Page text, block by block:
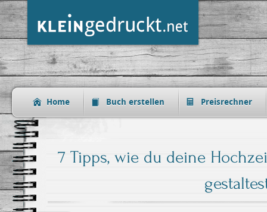
Home Buch erstellen Preisrechner
7 Tipps, wie du deine